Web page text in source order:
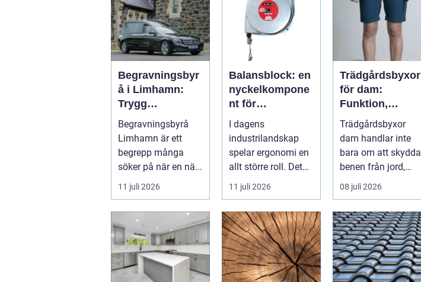
Begravningsbyr
å i Limhamn:
Trygg
vägledning i en
svår tid
Begravningsbyrå
Limhamn är ett
begrepp många
söker på när en nä...
11 juli 2026
Balansblock: en
nyckelkompone
nt för
ergonomisk
effektivitet
I dagens
industrilandskap
spelar ergonomi en
allt större roll. Det
handlar inte bara
om att skapa en...
11 juli 2026
Trädgårdsbyxor
för dam:
Funktion,
passform och
hållbar stil i
rabatten
Trädgårdsbyxor
dam handlar inte
bara om att skydda
benen från jord,
taggar och v&au...
08 juli 2026